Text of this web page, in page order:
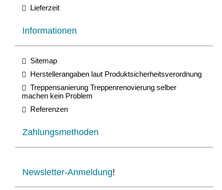
Lieferzeit
Informationen
Sitemap
Herstellerangaben laut Produktsicherheitsverordnung
Treppensanierung Treppenrenovierung selber
machen kein Problem
Referenzen
Zahlungsmethoden
Newsletter-Anmeldung!